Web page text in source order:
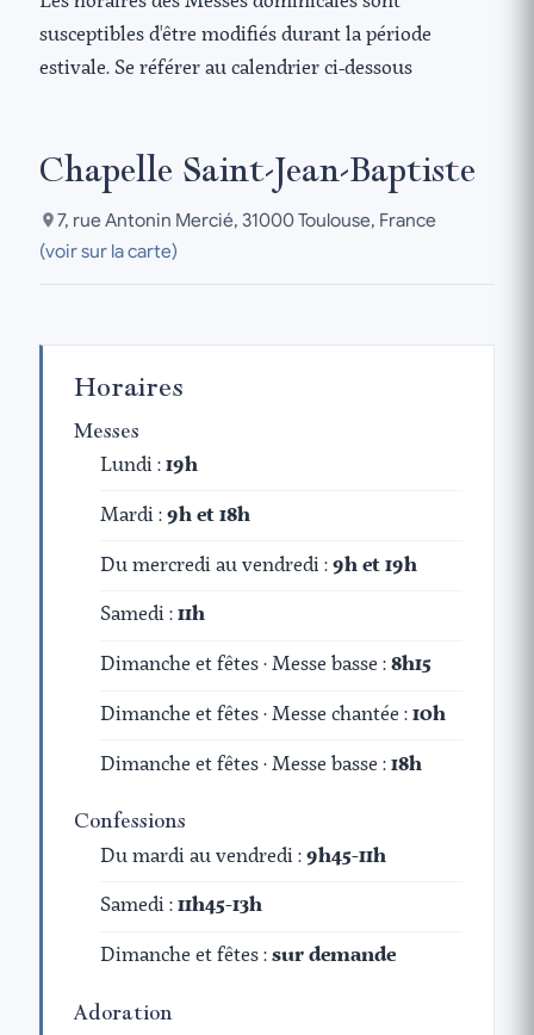
susceptibles d'être modifiés durant la période
estivale. Se référer au calendrier ci-dessous
Chapelle Saint-Jean-Baptiste
7, rue Antonin Mercié, 31000 Toulouse, France
(voir sur la carte)
Horaires
Messes
Lundi :19h
Mardi :9h et 18h
Du mercredi au vendredi :9h et 19h
Samedi :11h
Dimanche et fêtes · Messe basse :8h15
Dimanche et fêtes · Messe chantée :10h
Dimanche et fêtes · Messe basse :18h
Confessions
Du mardi au vendredi :9h45-11h
Samedi :11h45-13h
Dimanche et fêtes :sur demande
Adoration